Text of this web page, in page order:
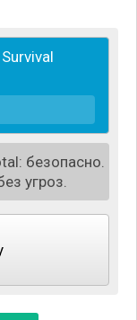
безопасно.
угроз.